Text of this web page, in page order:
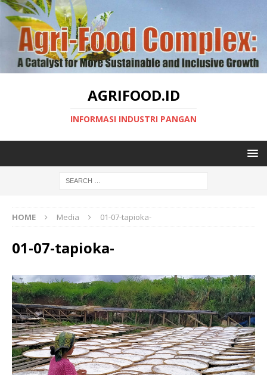
AGRIFOOD.ID
INFORMASI INDUSTRI PANGAN
HOME Media 01-07-tapioka-
01-07-tapioka-